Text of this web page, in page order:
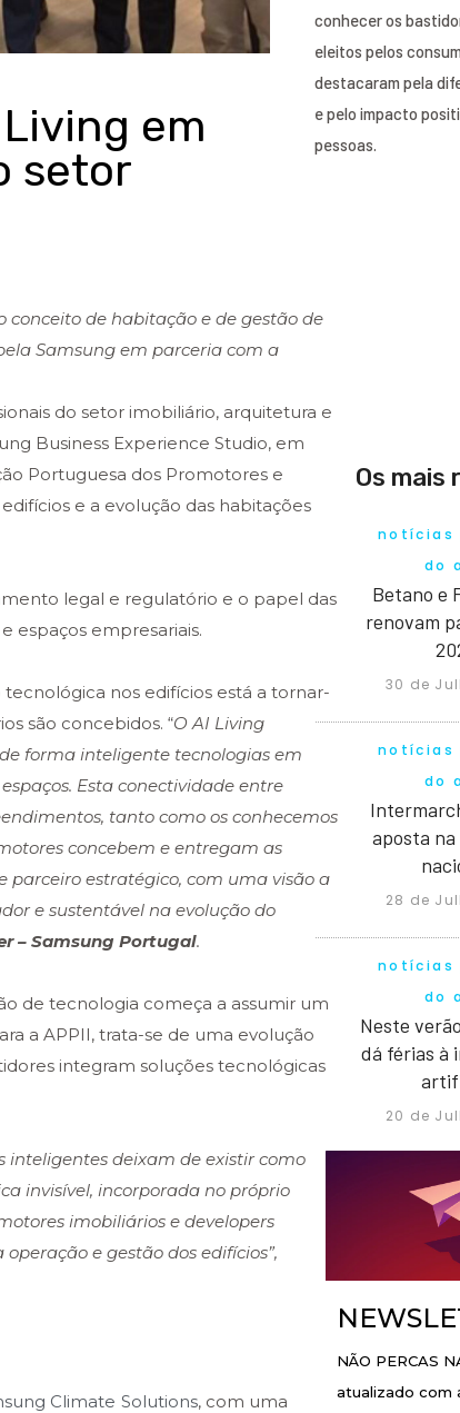
em
setor
conceito de habitação e de gestão de
Samsung em parceria com a
do setor imobiliário, arquitetura e
Business Experience Studio, em
Portuguesa dos Promotores e
e a evolução das habitações
legal e regulatório e o papel das
espaços empresariais.
nos edifícios está a tornar-
são concebidos. “O AI Living
forma inteligente tecnologias em
Esta conectividade entre
tanto como os conhecemos
concebem e entregam as
parceiro estratégico, com uma visão a
e sustentável na evolução do
– Samsung Portugal.
de tecnologia começa a assumir um
a APPII, trata-se de uma evolução
integram soluções tecnológicas
inteligentes deixam de existir como
invisível, incorporada no próprio
imobiliários e developers
e gestão dos edifícios”,
Climate Solutions, com uma
conhecer os
eleitos pelos
destacaram pela
e pelo impacto
pessoas.
Os mais
notícias
do
Betano e
renovam
30 de
notícias
do
aposta
28 de
notícias
do
Neste
dá férias à
20 de
NÃO PERCAS
atualizado com